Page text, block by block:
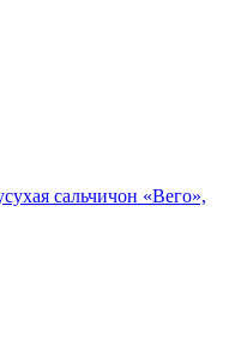
сальчичон «Вего»,